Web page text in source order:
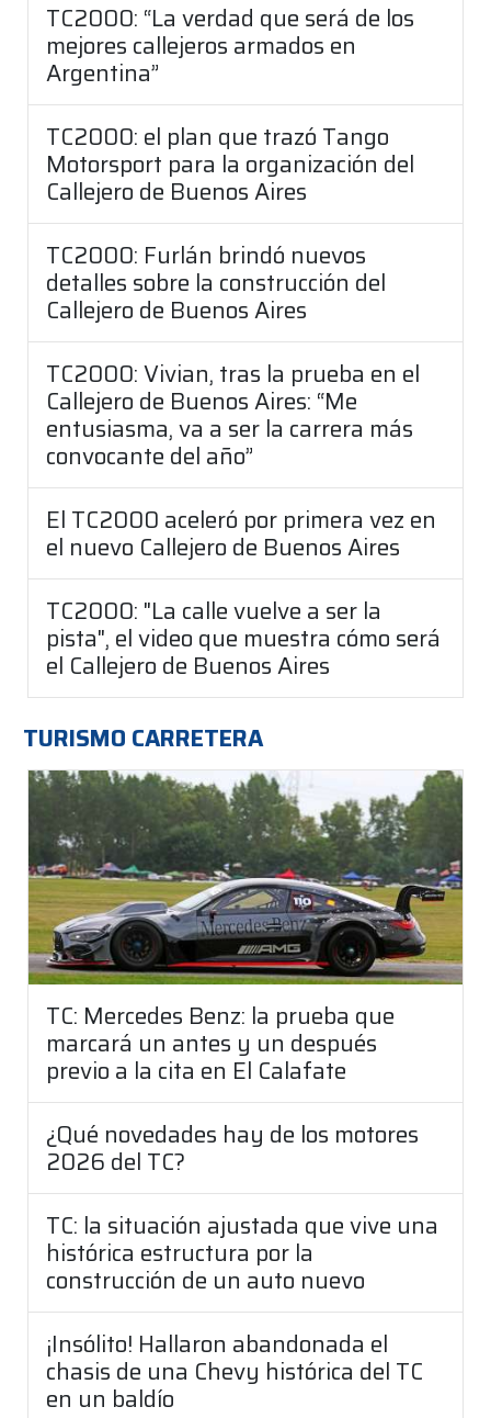
TC2000: “La verdad que será de los
mejores callejeros armados en
Argentina”
TC2000: el plan que trazó Tango
Motorsport para la organización del
Callejero de Buenos Aires
TC2000: Furlán brindó nuevos
detalles sobre la construcción del
Callejero de Buenos Aires
TC2000: Vivian, tras la prueba en el
Callejero de Buenos Aires: “Me
entusiasma, va a ser la carrera más
convocante del año”
El TC2000 aceleró por primera vez en
el nuevo Callejero de Buenos Aires
TC2000: "La calle vuelve a ser la
pista", el video que muestra cómo será
el Callejero de Buenos Aires
TURISMO CARRETERA
TC: Mercedes Benz: la prueba que
marcará un antes y un después
previo a la cita en El Calafate
¿Qué novedades hay de los motores
2026 del TC?
TC: la situación ajustada que vive una
histórica estructura por la
construcción de un auto nuevo
¡Insólito! Hallaron abandonada el
chasis de una Chevy histórica del TC
en un baldío